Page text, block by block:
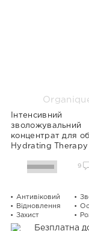
Інтенсивний
зволожувальний
концентрат для
Hydrating Therapy
9
Антивіковий
Відновлення
Захист